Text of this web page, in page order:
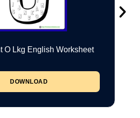
O Lkg English Worksheet
DOWNLOAD